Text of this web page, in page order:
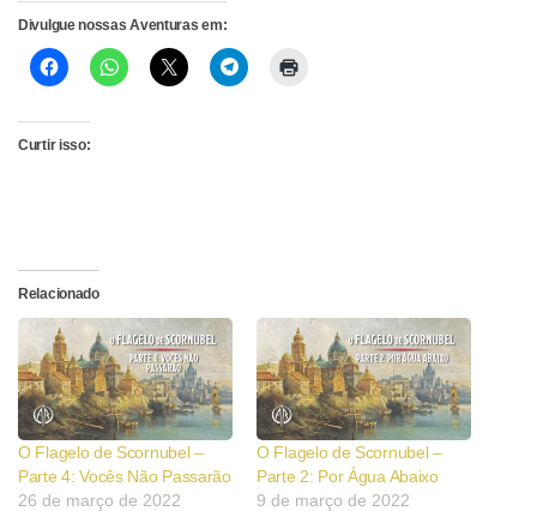
Divulgue nossas Aventuras em:
Curtir isso:
Relacionado
O Flagelo de Scornubel –
Parte 4: Vocês Não Passarão
26 de março de 2022
O Flagelo de Scornubel –
Parte 2: Por Água Abaixo
9 de março de 2022